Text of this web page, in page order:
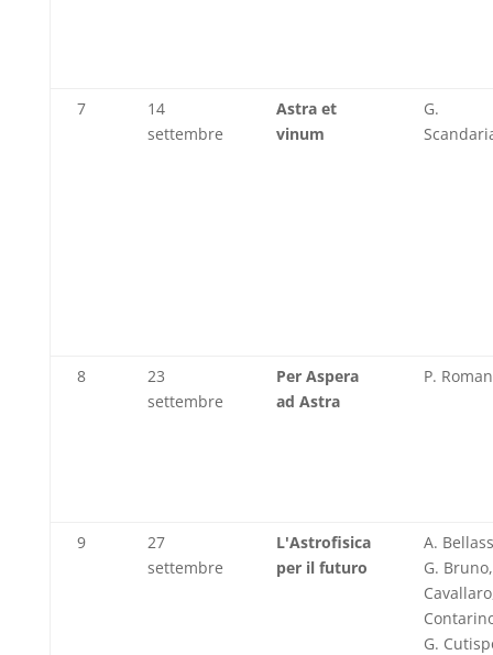
7
14
settembre
Astra et
vinum
G.
8
23
settembre
Per Aspera
ad Astra
P.
9
27
settembre
L'Astrofisica
per il futuro
A.
G.
G.